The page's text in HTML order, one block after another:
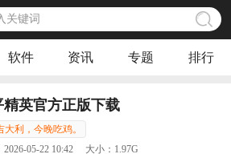
软件 资讯 专题 排行
精英官方正版下载
大利，今晚吃鸡。
2026-05-22 10:42 大小： 1.97G